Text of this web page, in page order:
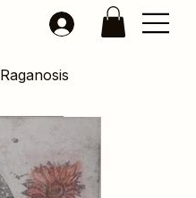
Raganosis